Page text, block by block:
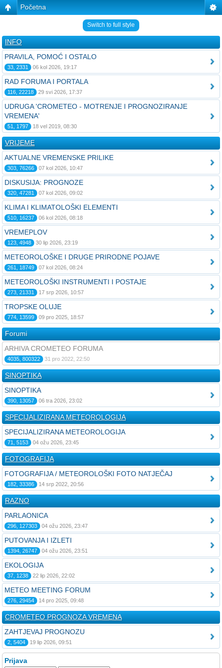
Početna
Switch to full style
INFO
PRAVILA, POMOĆ I OSTALO
33, 2331 06 kol 2026, 19:17
RAD FORUMA I PORTALA
116, 22218 29 svi 2026, 17:37
UDRUGA 'CROMETEO - MOTRENJE I PROGNOZIRANJE
VREMENA'
51, 1797 18 vel 2019, 08:30
VRIJEME
AKTUALNE VREMENSKE PRILIKE
303, 76266 07 kol 2026, 10:47
DISKUSIJA: PROGNOZE
320, 47281 07 kol 2026, 09:02
KLIMA I KLIMATOLOŠKI ELEMENTI
510, 16237 06 kol 2026, 08:18
VREMEPLOV
123, 4948 30 lip 2026, 23:19
METEOROLOŠKE I DRUGE PRIRODNE POJAVE
261, 18749 07 kol 2026, 08:24
METEOROLOŠKI INSTRUMENTI I POSTAJE
273, 21331 17 srp 2026, 10:57
TROPSKE OLUJE
774, 13599 09 pro 2025, 18:57
Forumi
ARHIVA CROMETEO FORUMA
4035, 800322 31 pro 2022, 22:50
SINOPTIKA
SINOPTIKA
390, 13057 06 tra 2026, 23:02
SPECIJALIZIRANA METEOROLOGIJA
SPECIJALIZIRANA METEOROLOGIJA
71, 5153 04 ožu 2026, 23:45
FOTOGRAFIJA
FOTOGRAFIJA / METEOROLOŠKI FOTO NATJEČAJ
182, 33386 14 srp 2022, 20:56
RAZNO
PARLAONICA
296, 127303 04 ožu 2026, 23:47
PUTOVANJA I IZLETI
1394, 26747 04 ožu 2026, 23:51
EKOLOGIJA
37, 1238 22 lip 2026, 22:02
METEO MEETING FORUM
276, 29454 14 pro 2025, 09:48
CROMETEO PROGNOZA VREMENA
ZAHTJEVAJ PROGNOZU
2, 5404 19 lip 2026, 09:51
Prijava